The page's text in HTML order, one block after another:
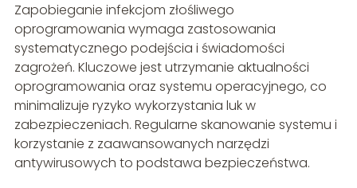
Zapobieganie infekcjom złośliwego
oprogramowania wymaga zastosowania
systematycznego podejścia i świadomości
zagrożeń. Kluczowe jest utrzymanie aktualności
oprogramowania oraz systemu operacyjnego, co
minimalizuje ryzyko wykorzystania luk w
zabezpieczeniach. Regularne skanowanie systemu i
korzystanie z zaawansowanych narzędzi
antywirusowych to podstawa bezpieczeństwa.